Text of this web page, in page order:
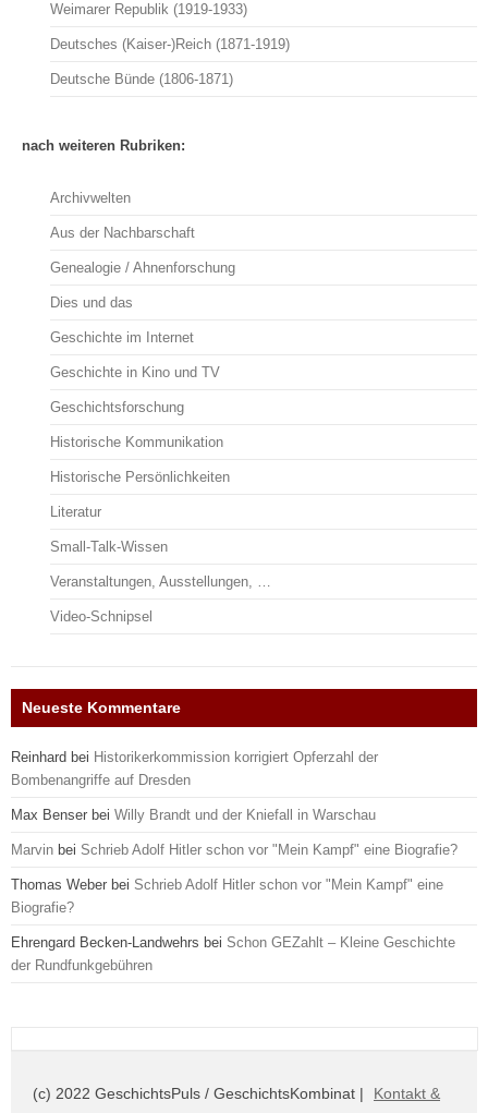
Weimarer Republik (1919-1933)
Deutsches (Kaiser-)Reich (1871-1919)
Deutsche Bünde (1806-1871)
nach weiteren Rubriken:
Archivwelten
Aus der Nachbarschaft
Genealogie / Ahnenforschung
Dies und das
Geschichte im Internet
Geschichte in Kino und TV
Geschichtsforschung
Historische Kommunikation
Historische Persönlichkeiten
Literatur
Small-Talk-Wissen
Veranstaltungen, Ausstellungen, …
Video-Schnipsel
Neueste Kommentare
Reinhard bei Historikerkommission korrigiert Opferzahl der
Bombenangriffe auf Dresden
Max Benser bei Willy Brandt und der Kniefall in Warschau
Marvin bei Schrieb Adolf Hitler schon vor "Mein Kampf" eine Biografie?
Thomas Weber bei Schrieb Adolf Hitler schon vor "Mein Kampf" eine
Biografie?
Ehrengard Becken-Landwehrs bei Schon GEZahlt – Kleine Geschichte
der Rundfunkgebühren
(c) 2022 GeschichtsPuls / GeschichtsKombinat | Kontakt &